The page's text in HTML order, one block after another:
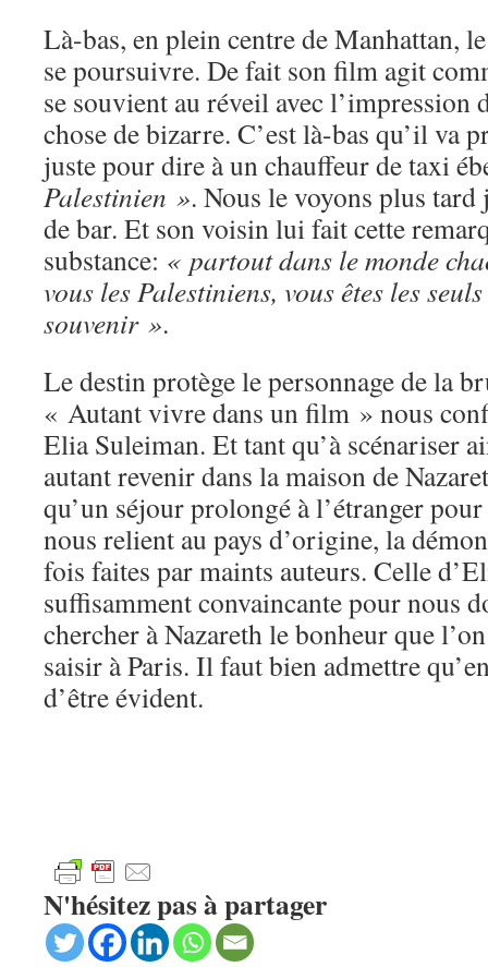
Là-bas, en plein centre de Manhattan,
se poursuivre. De fait son film agit
se souvient au réveil avec l’impression
chose de bizarre. C’est là-bas qu’il va
juste pour dire à un chauffeur de taxi
Palestinien ». Nous le voyons plus
de bar. Et son voisin lui fait cette
substance: « partout dans le monde
vous les Palestiniens, vous êtes les
souvenir ».
Le destin protège le personnage de la
« Autant vivre dans un film » nous
Elia Suleiman. Et tant qu’à scénariser
autant revenir dans la maison de
qu’un séjour prolongé à l’étranger
nous relient au pays d’origine, la
fois faites par maints auteurs. Celle
suffisamment convaincante pour nous
chercher à Nazareth le bonheur que
saisir à Paris. Il faut bien admettre
d’être évident.
N'hésitez pas à partager